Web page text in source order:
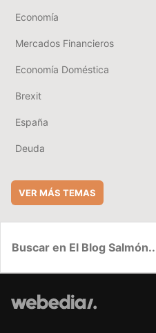
Economía
Mercados Financieros
Economía Doméstica
Brexit
España
Deuda
VER MÁS TEMAS